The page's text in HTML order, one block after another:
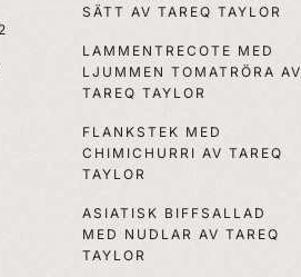
SÄTT AV TAREQ TAYLOR
LAMMENTRECOTE MED
LJUMMEN TOMATRÖRA AV
TAREQ TAYLOR
FLANKSTEK MED
CHIMICHURRI AV TAREQ
TAYLOR
ASIATISK BIFFSALLAD
MED NUDLAR AV TAREQ
TAYLOR